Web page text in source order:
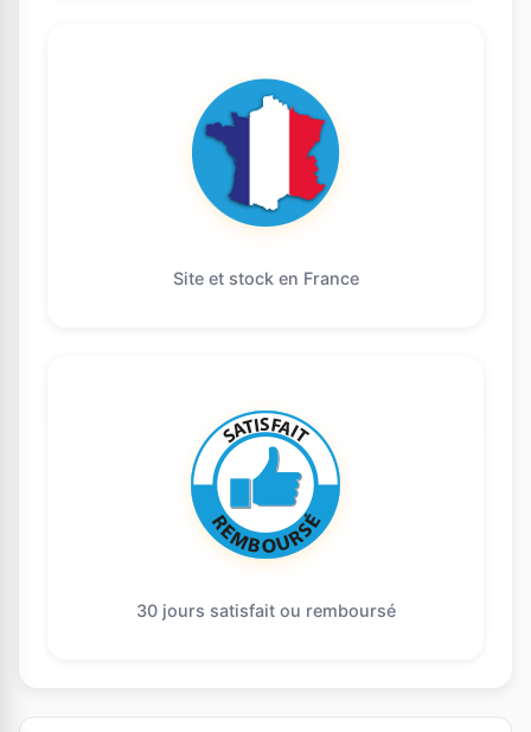
Site et stock en France
30 jours satisfait ou remboursé